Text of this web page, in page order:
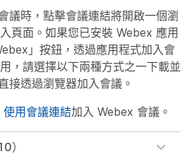
議時，點擊會議連結將開啟一個瀏
頁面。如果您已安裝 Webex 應用
」按鈕，透過應用程式加入會
，請選擇以下兩種方式之一下載並
接透過瀏覽器加入會議。
使用會議連結加入 Webex 會議。
）